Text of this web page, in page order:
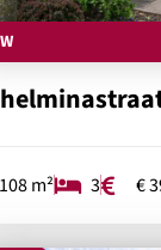
108 m² 3 €